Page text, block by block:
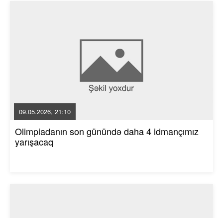
09.05.2026, 21:10
Olimpiadanın son günündə daha 4 idmançımız
yarışacaq